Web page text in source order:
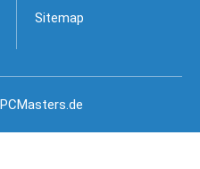
Sitemap